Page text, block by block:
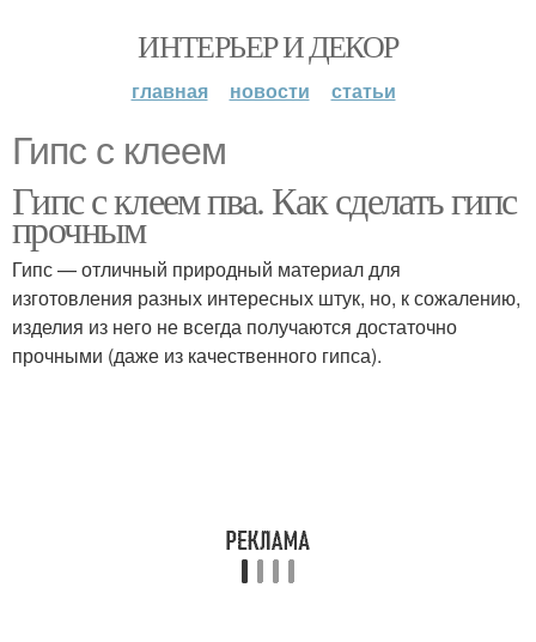
ИНТЕРЬЕР И ДЕКОР
главная новости статьи
Гипс с клеем
Гипс с клеем пва. Как сделать гипс
прочным
Гипс — отличный природный материал для
изготовления разных интересных штук, но, к сожалению,
изделия из него не всегда получаются достаточно
прочными (даже из качественного гипса).